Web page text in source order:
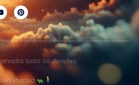
todos los derechos.
en libertad